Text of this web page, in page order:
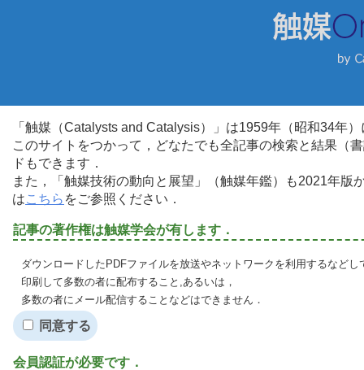
「触媒（Catalysts and Catalysis）」は1959年（昭和34年
このサイトをつかって，どなたでも全記事の検索と結果（
ドもできます．
また，「触媒技術の動向と展望」（触媒年鑑）も2021年
はこちら をご参照ください．
記事の著作権は触媒学会が有します．
ダウンロードしたPDFファイルを放送やネットワークを利用するなど
印刷して多数の者に配布すること,あるいは，
多数の者にメール配信することなどはできません．
同意する
会員認証が必要です．